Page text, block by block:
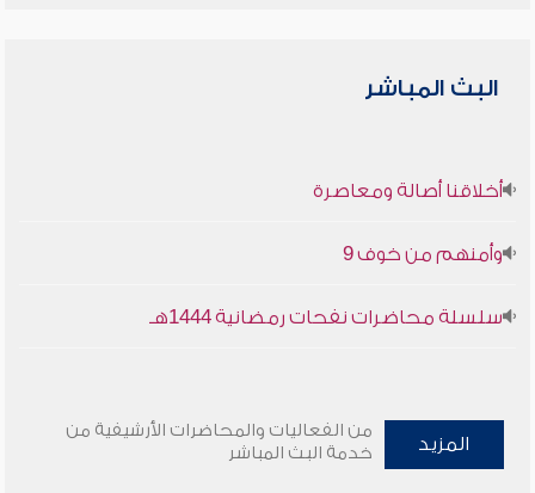
البث المباشر
أخلاقنا أصالة ومعاصرة
وأمنهم من خوف 9
سلسلة محاضرات نفحات رمضانية 1444هـ
المزيد
من الفعاليات والمحاضرات الأرشيفية من
خدمة البث المباشر